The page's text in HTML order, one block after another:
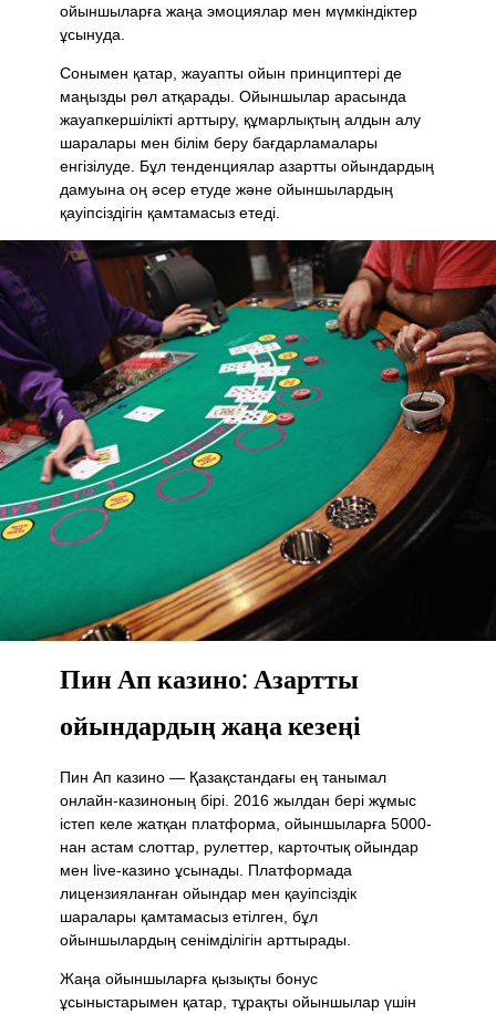
ойыншыларға жаңа эмоциялар мен мүмкіндіктер
ұсынуда.
Сонымен қатар, жауапты ойын принциптері де
маңызды рөл атқарады. Ойыншылар арасында
жауапкершілікті арттыру, құмарлықтың алдын алу
шаралары мен білім беру бағдарламалары
енгізілуде. Бұл тенденциялар азартты ойындардың
дамуына оң әсер етуде және ойыншылардың
қауіпсіздігін қамтамасыз етеді.
Пин Ап казино: Азартты
ойындардың жаңа кезеңі
Пин Ап казино — Қазақстандағы ең танымал
онлайн-казиноның бірі. 2016 жылдан бері жұмыс
істеп келе жатқан платформа, ойыншыларға 5000-
нан астам слоттар, рулеттер, карточтық ойындар
мен live-казино ұсынады. Платформада
лицензияланған ойындар мен қауіпсіздік
шаралары қамтамасыз етілген, бұл
ойыншылардың сенімділігін арттырады.
Жаңа ойыншыларға қызықты бонус
ұсыныстарымен қатар, тұрақты ойыншылар үшін